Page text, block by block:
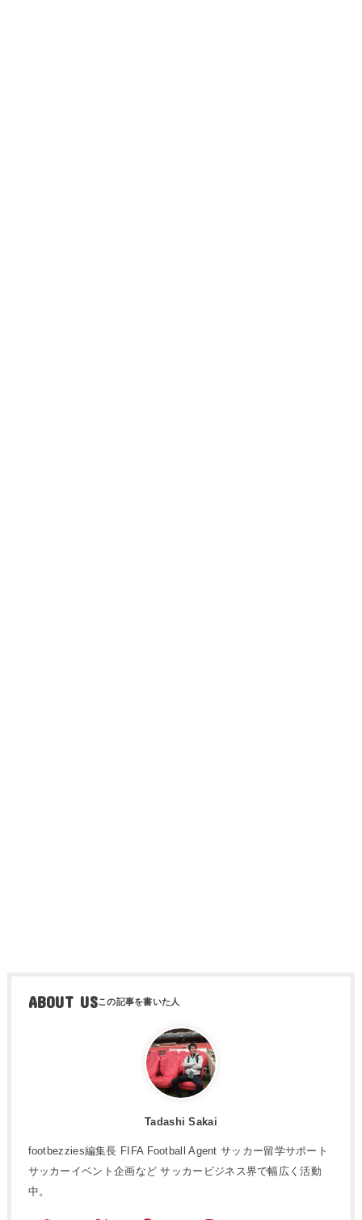
ABOUT US
Tadashi Sakai
footbezzies編集長 FIFA Football Agent サッカー留学サポート
サッカーイベント企画など サッカービジネス界で幅広く活動
中。